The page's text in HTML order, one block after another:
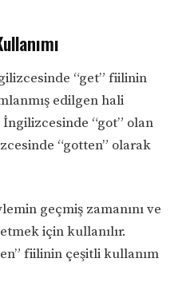
“get” fiilinin
edilgen hali
“got” olan
“gotten” olarak
geçmiş zamanını ve
için kullanılır.
fiilinin çeşitli kullanım